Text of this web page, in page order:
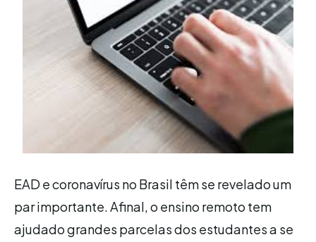
EAD e coronavírus no Brasil têm se revelado um
par importante. Afinal, o ensino remoto tem
ajudado grandes parcelas dos estudantes a se